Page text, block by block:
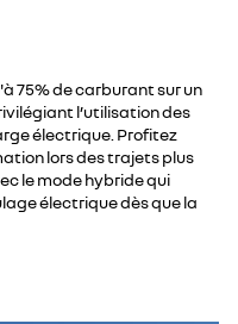
75% de carburant sur un
l’utilisation des
électrique. Profitez
lors des trajets plus
le mode hybride qui
électrique dès que la